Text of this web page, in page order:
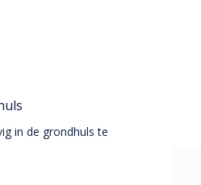
in de grondhuls te